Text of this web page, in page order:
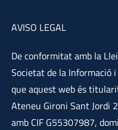
AVISO LEGAL
De conformitat amb la
Societat de la Informació
que aquest web és
Ateneu Gironi Sant Jordi
amb CIF G55307987,